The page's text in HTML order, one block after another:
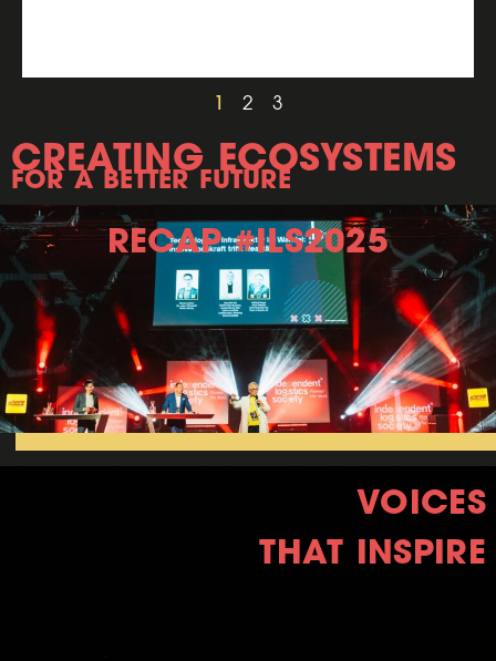
1 2 3
CREATING ECOSYSTEMS
FOR A BETTER FUTURE
RECAP #ILS2025
VOICES
THAT INSPIRE